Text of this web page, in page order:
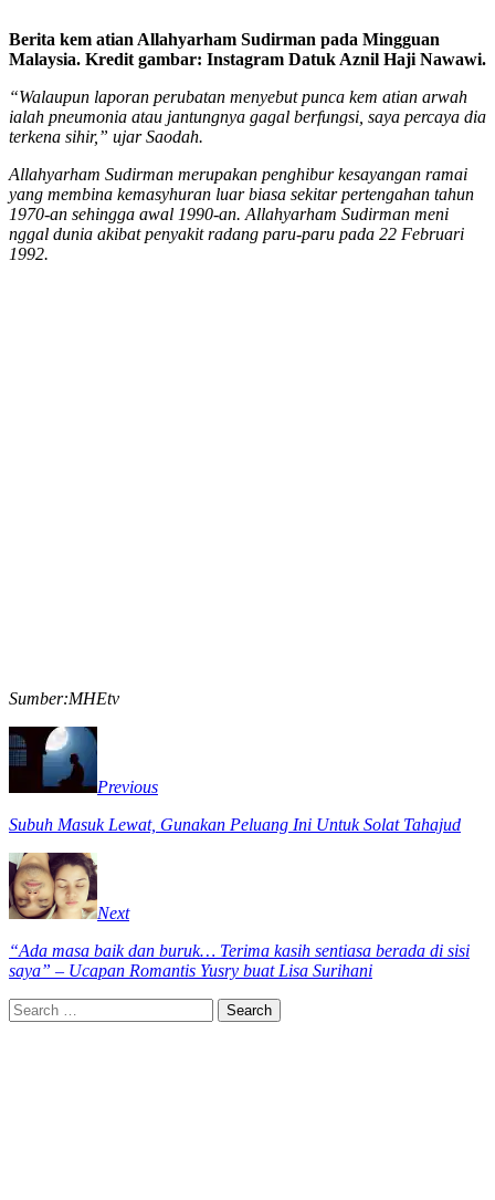
Berita kem atian Allahyarham Sudirman pada Mingguan
Malaysia. Kredit gambar: Instagram Datuk Aznil Haji Nawawi.
“Walaupun laporan perubatan menyebut punca kem atian arwah
ialah pneumonia atau jantungnya gagal berfungsi, saya percaya dia
terkena sihir,” ujar Saodah.
Allahyarham Sudirman merupakan penghibur kesayangan ramai
yang membina kemasyhuran luar biasa sekitar pertengahan tahun
1970-an sehingga awal 1990-an. Allahyarham Sudirman meni
nggal dunia akibat penyakit radang paru-paru pada 22 Februari
1992.
Sumber:MHEtv
Previous
Subuh Masuk Lewat, Gunakan Peluang Ini Untuk Solat Tahajud
Next
“Ada masa baik dan buruk… Terima kasih sentiasa berada di sisi
saya” – Ucapan Romantis Yusry buat Lisa Surihani
Search
for: